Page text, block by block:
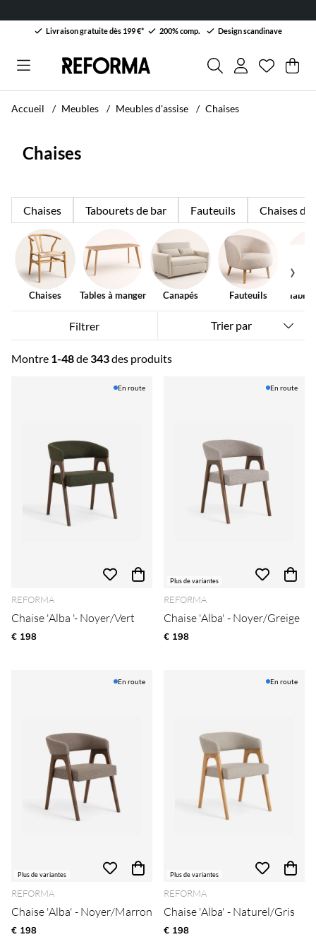
Livraison gratuite dès 199 €* 200% comp. Design scandinave
Liste de
Nombre
. .
Accueil Meubles Meubles d'assise Chaises
Chaises
Chaises Tabourets de bar Fauteuils Chaises de
Chaises Tables à manger Canapés Fauteuils
Filtrer Trier par
Montre 1-48de343des produits
En route
REFORMA
Chaise 'Alba '- Noyer/Vert
€ 198
Plus de variantes
En route
REFORMA
Chaise 'Alba' - Noyer/Greige
€ 198
Plus de variantes
En route
REFORMA
Chaise 'Alba' - Noyer/Marron
€ 198
Plus de variantes
En route
REFORMA
Chaise 'Alba' - Naturel/Gris
€ 198